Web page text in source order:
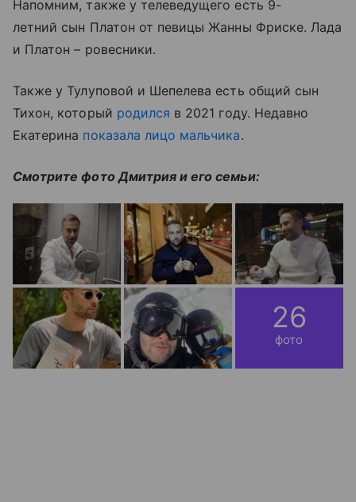
Напомним, также у телеведущего есть 9-
летний сын Платон от певицы Жанны Фриске. Лада
и Платон – ровесники.
Также у Тулуповой и Шепелева есть общий сын
Тихон, который родился в 2021 году. Недавно
Екатерина показала лицо мальчика.
Смотрите фото Дмитрия и его семьи:
26
фото